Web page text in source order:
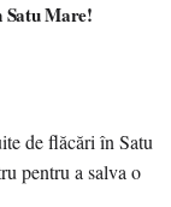
Satu Mare!